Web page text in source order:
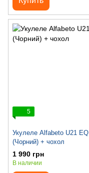
5
Укулеле Alfabeto U21 EQ
(Чорний) + чохол
1 990 грн
В наличии